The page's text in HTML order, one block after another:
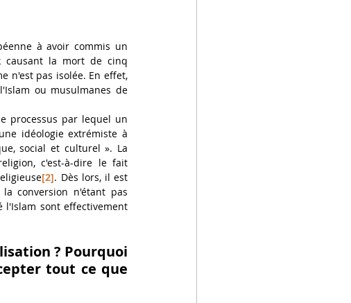
à avoir commis un
causant la mort de cinq
n'est pas isolée. En effet,
ou musulmanes de
processus par lequel un
idéologie extrémiste à
social et culturel ». La
c'est-à-dire le fait
[2]. Dès lors, il est
conversion n'étant pas
l'Islam sont effectivement
? Pourquoi
tout ce que